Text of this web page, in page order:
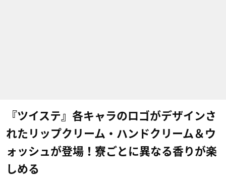
『ツイステ』各キャラのロゴがデザインさ
れたリップクリーム・ハンドクリーム＆ウ
ォッシュが登場！寮ごとに異なる香りが楽
しめる